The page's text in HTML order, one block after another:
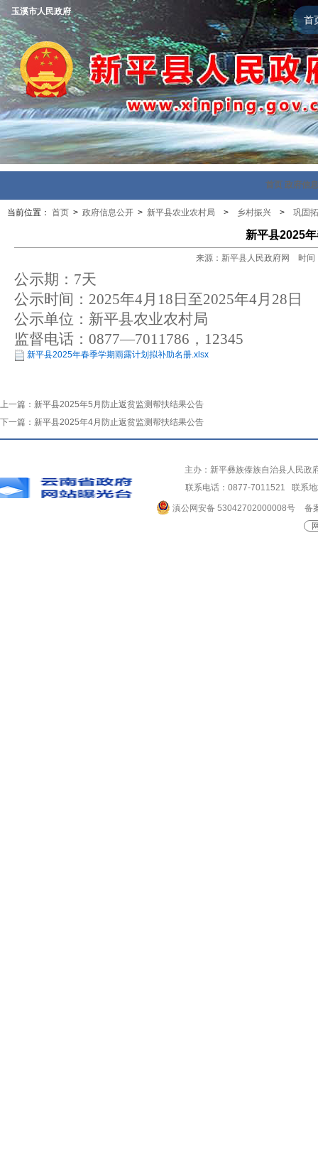
首
玉溪市人民政府
首页 政府信
当前位置： 首页 > 政府信息公开 > 新平县农业农村局 > 乡村振兴 > 巩固
新平县2025
来源：新平县人民政府网 时
公示期 ： 7天
公示时间 ： 2025年4月 18 日至2025年4月 28 日
公示单位 ： 新平县农业农村局
监督电话 ： 0877—7011786 ， 12345
新平县2025年春季学期雨露计划拟补助名册.xlsx
上一篇： 新平县2025年5月防止返贫监测帮扶结果公告
下一篇： 新平县2025年4月防止返贫监测帮扶结果公告
主办：新平彝族傣族自治县人民
联系电话：0877-7011521 联系
滇公网安备 53042702000008号
备